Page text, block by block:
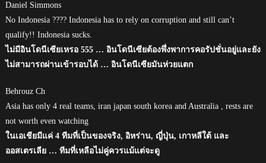
Daniel Simmons
No Indonesia ???? Indonesia has to rely on corruption and still can’t
qualify!! Indonesia sucks.
ไม่มีอินโดนีเซียเหรอ 555 … อินโดนีเซียต้องพึ่งพาการคอรัปชั่นอยู่และยัง
ไม่สามารถผ่านเข้ารอบได้ … อินโดนีเซียมันห่วยแตก
Behrouz Ch
Asia has only 4 real teams, iran japan south korea and Australia , rests are
not worth even watching
ในเอเชียมีแค่ 4 ทีมที่เป็นของจริง, อิหร่าน, ญี่ปุ่น, เกาหลีใต้ และ
ออสเตรเลีย … ทีมที่เหลือไม่คู่ควรแม้แต่จะดู